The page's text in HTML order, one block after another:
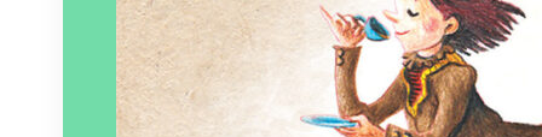
Éditeur :
Lumignon
Paru le 20/05/2026